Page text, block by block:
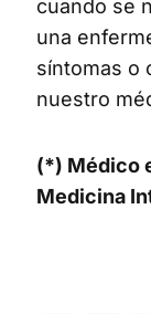
cuando se
una
síntomas o
nuestro
(*) Médico
Medicina